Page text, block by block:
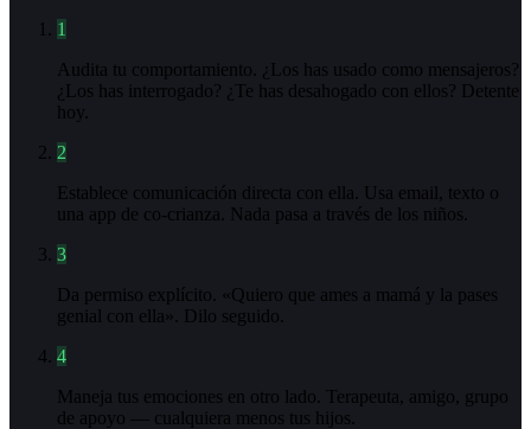
1
Audita tu comportamiento. ¿Los has usado como mensajeros?
¿Los has interrogado? ¿Te has desahogado con ellos? Detente
hoy.
2
Establece comunicación directa con ella. Usa email, texto o
una app de co-crianza. Nada pasa a través de los niños.
3
Da permiso explícito. «Quiero que ames a mamá y la pases
genial con ella». Dilo seguido.
4
Maneja tus emociones en otro lado. Terapeuta, amigo, grupo
de apoyo — cualquiera menos tus hijos.